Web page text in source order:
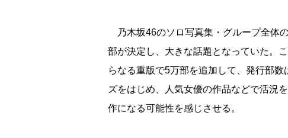
乃木坂46のソロ写真集・グループ全体
部が決定し、大きな話題となっていた。
らなる重版で5万部を追加して、発行部
ズをはじめ、人気女優の作品などで活況
作になる可能性を感じさせる。